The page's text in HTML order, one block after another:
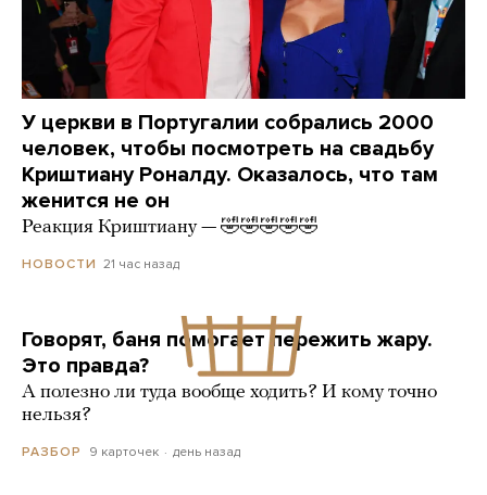
У церкви в Португалии собрались 2000
человек, чтобы посмотреть на свадьбу
Криштиану Роналду. Оказалось, что там
женится не он
Реакция Криштиану — 🤣🤣🤣🤣🤣
НОВОСТИ 21 час назад
Говорят, баня помогает пережить жару.
Это правда?
А полезно ли туда вообще ходить? И кому точно
нельзя?
РАЗБОР 9 карточек день назад